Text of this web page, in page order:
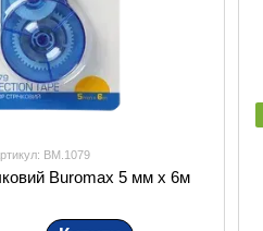
BM.1079
Buromax 5 мм х 6м